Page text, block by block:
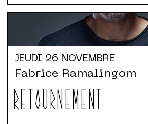
JEUDI 26 NOVEMBRE
RETOURNEMENT
Fabrice Ramalingom